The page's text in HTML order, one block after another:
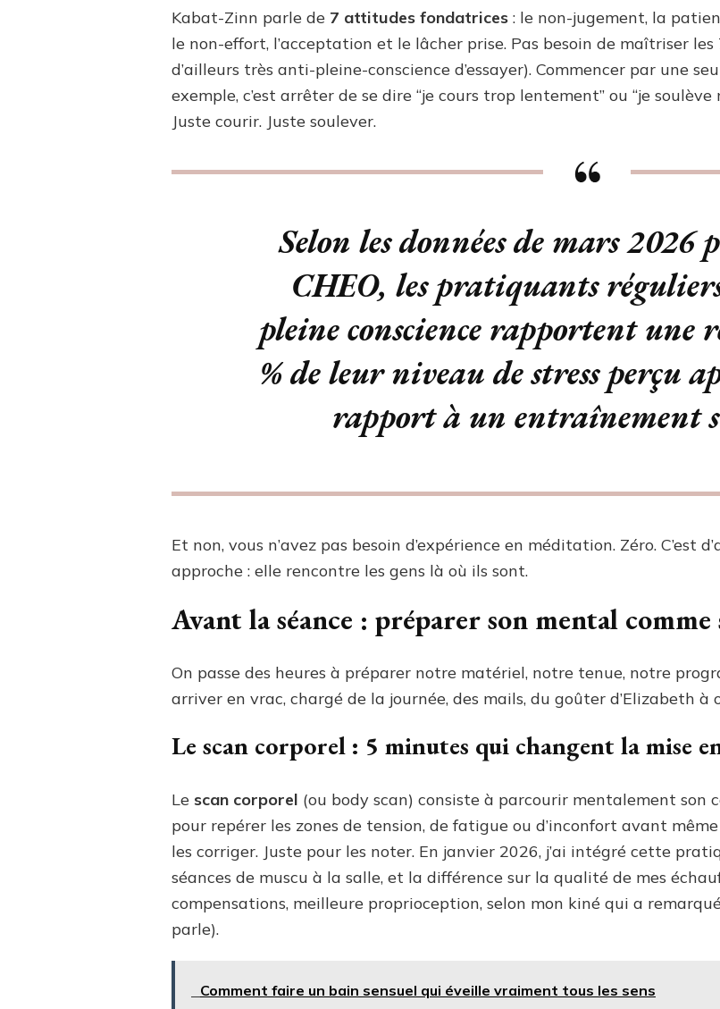
Kabat-Zinn parle de 7 attitudes fondatrices : le non-jugement, la
le non-effort, l’acceptation et le lâcher prise. Pas besoin de maîtriser
d’ailleurs très anti-pleine-conscience d’essayer). Commencer par une
exemple, c’est arrêter de se dire “je cours trop lentement” ou “je
Juste courir. Juste soulever.
Selon les données de mars 2026
CHEO, les pratiquants
pleine conscience rapportent une
% de leur niveau de stress perçu
rapport à un entraînement
Et non, vous n’avez pas besoin d’expérience en méditation. Zéro. C’est
approche : elle rencontre les gens là où ils sont.
Avant la séance : préparer son mental comme
On passe des heures à préparer notre matériel, notre tenue, notre
arriver en vrac, chargé de la journée, des mails, du goûter d’Elizabeth à
Le scan corporel : 5 minutes qui changent la mise
Le scan corporel (ou body scan) consiste à parcourir mentalement son
pour repérer les zones de tension, de fatigue ou d’inconfort avant
les corriger. Juste pour les noter. En janvier 2026, j’ai intégré cette
séances de muscu à la salle, et la différence sur la qualité de mes
compensations, meilleure proprioception, selon mon kiné qui a
parle).
Comment faire un bain sensuel qui éveille vraiment tous les sens